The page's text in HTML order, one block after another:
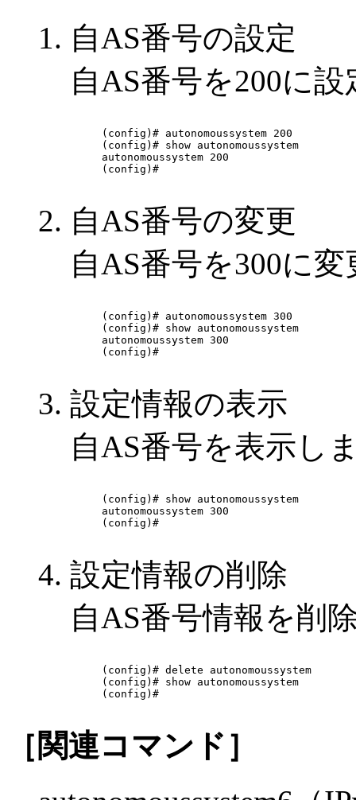
自AS番号の設定
自AS番号を200に
(config)# autonomoussystem 200
(config)# show autonomoussystem
autonomoussystem 200
(config)#
自AS番号の変更
自AS番号を300に
(config)# autonomoussystem 300
(config)# show autonomoussystem
autonomoussystem 300
(config)#
設定情報の表示
自AS番号を表示し
(config)# show autonomoussystem
autonomoussystem 300
(config)#
設定情報の削除
自AS番号情報を削
(config)# delete autonomoussystem
(config)# show autonomoussystem
(config)#
［関連コマンド］